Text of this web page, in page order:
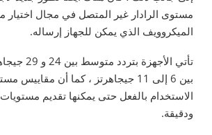
مستوى الرادار غير المتصل في مجال اختيار
الميكروويف الذي يمكن للجهاز إرساله.
تأتي
بين 6 إلى 11 جيجاهرتز ، كما أن مقاييس
الاستخدام بالفعل حتى يمكنها تقديم
ودقيقة.